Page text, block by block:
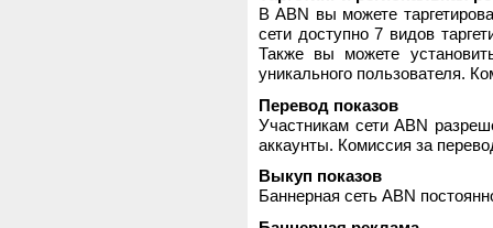
В ABN вы можете
сети доступно 7 видов
Также вы можете
уникального пользователя.
Перевод показов
Участникам сети ABN
аккаунты. Комиссия за
Выкуп показов
Баннерная сеть ABN